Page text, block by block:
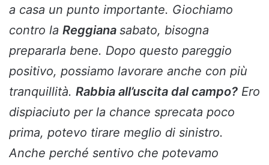
a casa un punto importante. Giochiamo
contro la Reggiana sabato, bisogna
prepararla bene. Dopo questo pareggio
positivo, possiamo lavorare anche con più
tranquillità. Rabbia all’uscita dal campo? Ero
dispiaciuto per la chance sprecata poco
prima, potevo tirare meglio di sinistro.
Anche perché sentivo che potevamo